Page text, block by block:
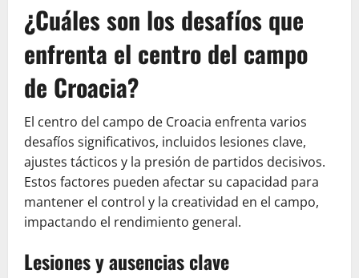
¿Cuáles son los desafíos que
enfrenta el centro del campo
de Croacia?
El centro del campo de Croacia enfrenta varios
desafíos significativos, incluidos lesiones clave,
ajustes tácticos y la presión de partidos decisivos.
Estos factores pueden afectar su capacidad para
mantener el control y la creatividad en el campo,
impactando el rendimiento general.
Lesiones y ausencias clave